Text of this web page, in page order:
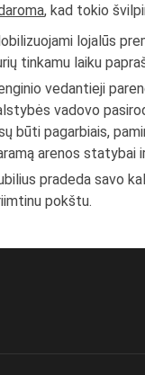
, kad tokio
lojalūs
tinkamu laiku
vedantieji
vadovo
būti pagarbiais,
arenos statybai
pradeda savo
pokštu.